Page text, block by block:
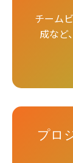
チーム
成など
プロ